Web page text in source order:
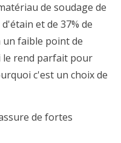
de soudage de
et de 37% de
un faible point de
le rend parfait pour
c'est un choix de
de fortes